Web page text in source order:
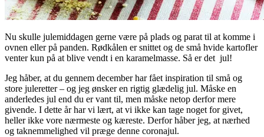
Nu skulle julemiddagen gerne være på plads og parat til at komme i
ovnen eller på panden. Rødkålen er snittet og de små hvide kartofler
venter kun på at blive vendt i en karamelmasse. Så er det jul!
Jeg håber, at du gennem december har fået inspiration til små og
store juleretter – og jeg ønsker en rigtig glædelig jul. Måske en
anderledes jul end du er vant til, men måske netop derfor mere
givende. I dette år har vi lært, at vi ikke kan tage noget for givet,
heller ikke vore nærmeste og kæreste. Derfor håber jeg, at nærhed
og taknemmelighed vil præge denne coronajul.